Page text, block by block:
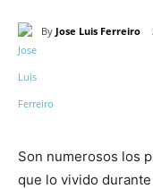
By Jose Luis Ferreiro
Son numerosos los
que lo vivido